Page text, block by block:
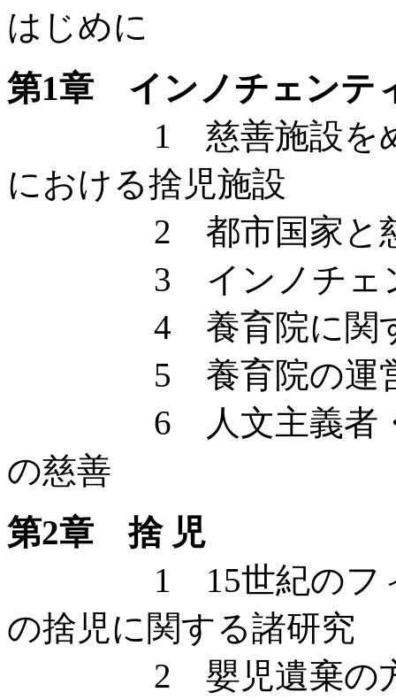
はじめに
第1章 インノチェンテ
1 慈善施設をめぐ
における捨児施設
2 都市国家と
3 インノチェンテ
4 養育院に関す
5 養育院の運営
6 人文主義者・市
の慈善
第2章 捨 児
1 15世紀のフィレ
の捨児に関する諸研究
2 嬰児遺棄の